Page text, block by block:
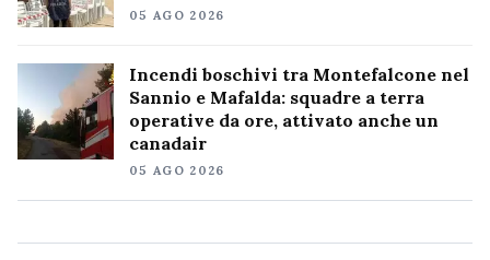
05 AGO 2026
Incendi boschivi tra Montefalcone nel
Sannio e Mafalda: squadre a terra
operative da ore, attivato anche un
canadair
05 AGO 2026